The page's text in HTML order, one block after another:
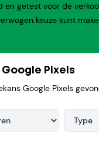
en getest voor de
keuze kunt
Pixels
Google Pixels
Type